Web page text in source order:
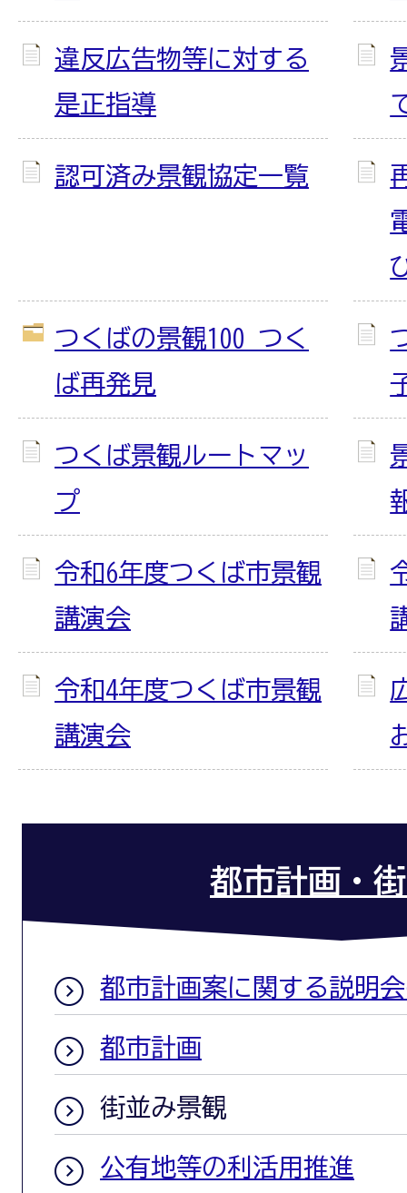
違反広告物等に対する
是正指導
認可済み景観協定一覧
つくばの景観100 つく
ば再発見
つくば景観ルートマッ
プ
令和6年度つくば市景観
講演会
令和4年度つくば市景観
講演会
都市計画・
都市計画案に関する説明
都市計画
街並み景観
公有地等の利活用推進